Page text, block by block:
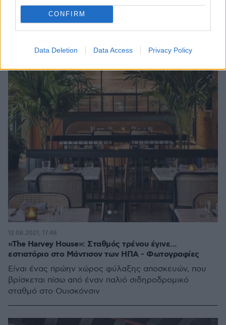
CONFIRM
Data Deletion Data Access Privacy Policy
«The Harvey House»: Σταθμός τρένου έγινε...
εστιατόριο στο Μάντισον των ΗΠΑ - Φωτογραφίες
Είναι ένας πρώην χώρος φύλαξης αποσκευών, που
βρίσκεται πίσω από έναν παλιό σιδηροδρομικό
σταθμό στο Ουισκόνσιν
12.08.2021, 17:48